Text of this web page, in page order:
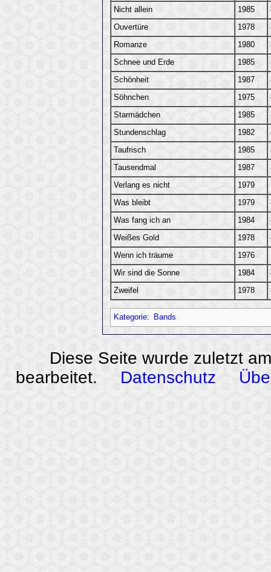
Nicht allein 1985
Ouvertüre 1978
Romanze 1980
Schnee und Erde 1985
Schönheit 1987
Söhnchen 1975
Starmädchen 1985
Stundenschlag 1982
Taufrisch 1985
Tausendmal 1987
Verlang es nicht 1979
Was bleibt 1979
Was fang ich an 1984
Weißes Gold 1978
Wenn ich träume 1976
Wir sind die Sonne 1984
Zweifel 1978
Kategorie: Bands
Diese Seite wurde zuletzt
bearbeitet.
Datenschutz